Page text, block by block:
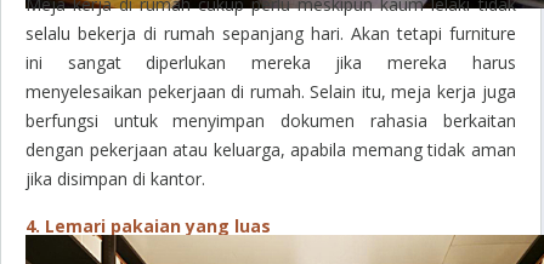
selalu bekerja di rumah sepanjang hari. Akan tetapi furniture
ini sangat diperlukan mereka jika mereka harus
menyelesaikan pekerjaan di rumah. Selain itu, meja kerja juga
berfungsi untuk menyimpan dokumen rahasia berkaitan
dengan pekerjaan atau keluarga, apabila memang tidak aman
jika disimpan di kantor.
4. Lemari pakaian yang luas